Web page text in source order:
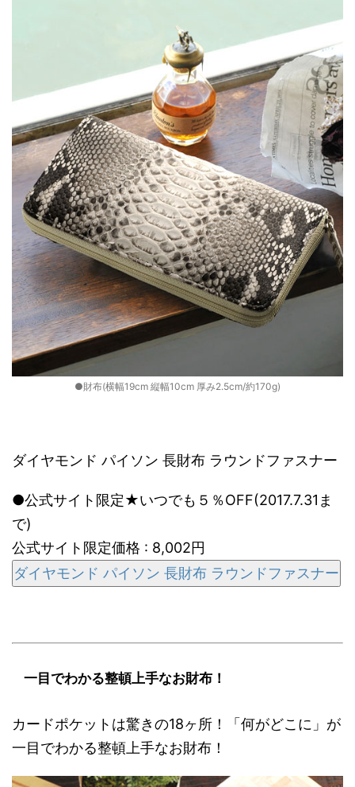
●財布(横幅19cm 縦幅10cm 厚み2.5cm/約170g)
ダイヤモンド パイソン 長財布 ラウンドファスナー
●公式サイト限定★いつでも５％OFF(2017.7.31ま
で)
公式サイト限定価格 : 8,002円
ダイヤモンド パイソン 長財布 ラウンドファスナー
一目でわかる整頓上手なお財布！
カードポケットは驚きの18ヶ所！「何がどこに」が
一目でわかる整頓上手なお財布！